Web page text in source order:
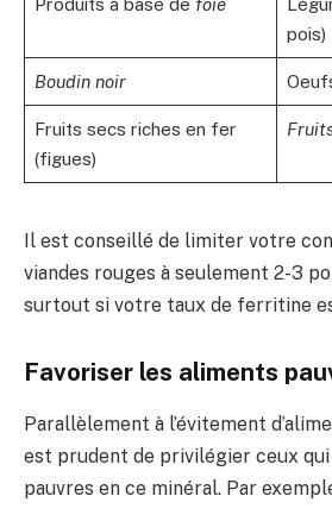
Produits à base de foie
pois)
Boudin noir
Fruits secs riches en fer
(figues)
Il est conseillé de limiter votre
viandes rouges à seulement 2-3
surtout si votre taux de ferritine
Favoriser les aliments
Parallèlement à l’évitement
est prudent de privilégier ceux
pauvres en ce minéral. Par